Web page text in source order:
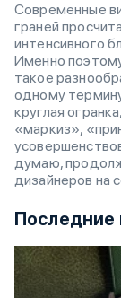
Современные
граней
интенсивного
Именно
такое
одному
круглая
«маркиз»,
думаю,
дизайнеров на
Последние